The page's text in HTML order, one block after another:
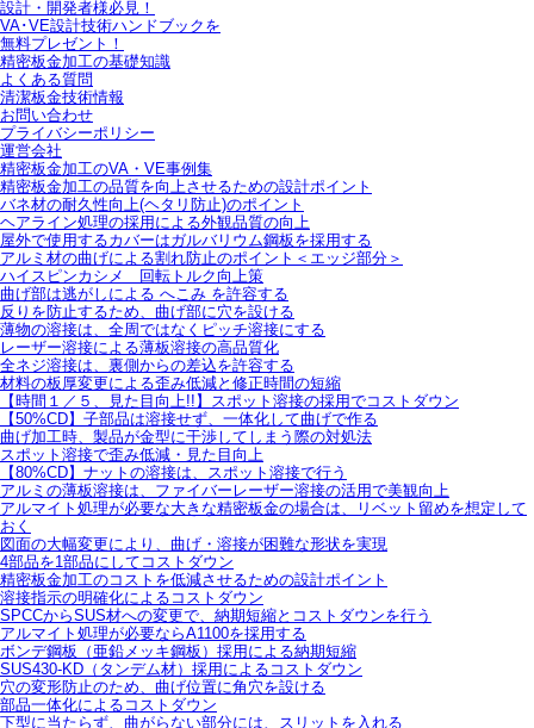
設計・開発者様必見！
VA･VE設計技術ハンドブックを
無料プレゼント！
精密板金加工の基礎知識
よくある質問
清潔板金技術情報
お問い合わせ
プライバシーポリシー
運営会社
精密板金加工のVA・VE事例集
精密板金加工の品質を向上させるための設計ポイント
バネ材の耐久性向上(ヘタリ防止)のポイント
ヘアライン処理の採用による外観品質の向上
屋外で使用するカバーはガルバリウム鋼板を採用する
アルミ材の曲げによる割れ防止のポイント＜エッジ部分＞
ハイスピンカシメ 回転トルク向上策
曲げ部は逃がしによる へこみ を許容する
反りを防止するため、曲げ部に穴を設ける
薄物の溶接は、全周ではなくピッチ溶接にする
レーザー溶接による薄板溶接の高品質化
全ネジ溶接は、裏側からの差込を許容する
材料の板厚変更による歪み低減と修正時間の短縮
【時間１／５、見た目向上!!】スポット溶接の採用でコストダウン
【50%CD】子部品は溶接せず、一体化して曲げで作る
曲げ加工時、製品が金型に干渉してしまう際の対処法
スポット溶接で歪み低減・見た目向上
【80%CD】ナットの溶接は、スポット溶接で行う
アルミの薄板溶接は、ファイバーレーザー溶接の活用で美観向上
アルマイト処理が必要な大きな精密板金の場合は、リベット留めを想定して
おく
図面の大幅変更により、曲げ・溶接が困難な形状を実現
4部品を1部品にしてコストダウン
精密板金加工のコストを低減させるための設計ポイント
溶接指示の明確化によるコストダウン
SPCCからSUS材への変更で、納期短縮とコストダウンを行う
アルマイト処理が必要ならA1100を採用する
ボンデ鋼板（亜鉛メッキ鋼板）採用による納期短縮
SUS430-KD（タンデム材）採用によるコストダウン
穴の変形防止のため、曲げ位置に角穴を設ける
部品一体化によるコストダウン
下型に当たらず、曲がらない部分には、スリットを入れる